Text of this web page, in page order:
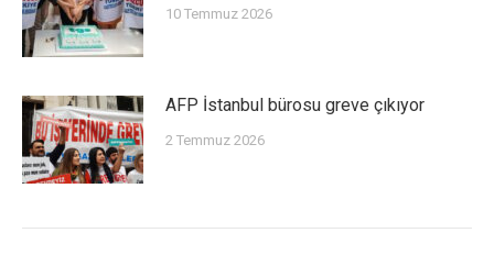
10 Temmuz 2026
AFP İstanbul bürosu greve çıkıyor
2 Temmuz 2026